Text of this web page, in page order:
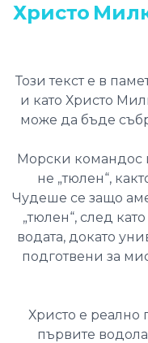
Христо
Този текст е в
и като Христо
може да бъде
Морски командос
не „тюлен“,
Чудеше се защо
„тюлен“, след
водата, докато
подготвени за
Христо е
първите